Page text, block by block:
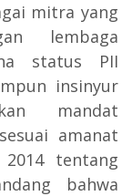
mitra yang
lembaga
status PII
insinyur
mandat
amanat
tentang
bahwa